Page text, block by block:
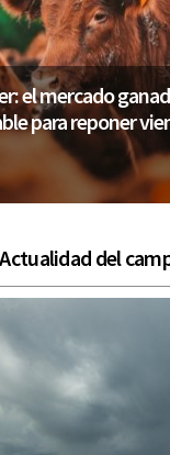
el mercado
para reponer
Actualidad del